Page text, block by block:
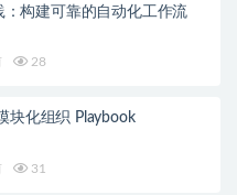
：构建可靠的自动化工作流
28
块化组织 Playbook
31